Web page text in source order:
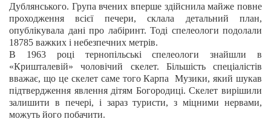
Дублянського. Група вчених вперше здійснила майже повне
проходження всієї печери, склала детальний план,
опублікувала дані про лабіринт. Тоді спелеологи подолали
18785 важких і небезпечних метрів.
В 1963 році тернопільські спелеологи знайшли в
«Кришталевій» чоловічий скелет. Більшість спеціалістів
вважає, що це скелет саме того Карпа Музики, який шукав
підтвердження явлення дітям Богородиці. Скелет вирішили
залишити в печері, і зараз туристи, з міцними нервами,
можуть його побачити.